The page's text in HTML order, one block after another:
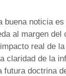
buena noticia
al margen del
real de
claridad de la
futura doctrina